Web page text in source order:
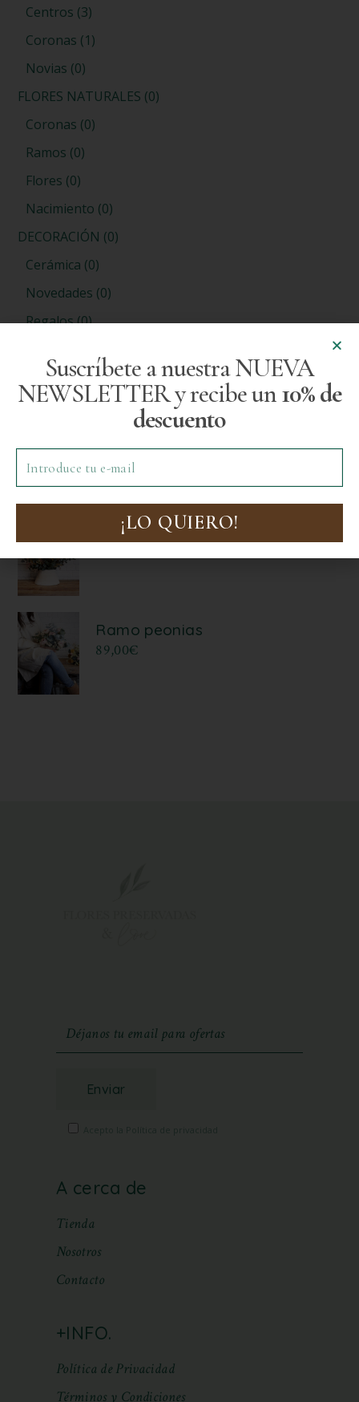
Centros (3)
Coronas (1)
Novias (0)
FLORES NATURALES (0)
Coronas (0)
Ramos (0)
Flores (0)
Nacimiento (0)
DECORACIÓN (0)
Cerámica (0)
Novedades (0)
Regalos(0)
Productos destacados
Centro Laida
75,00€
Centro Natura
Ramo peonias
89,00€
Enviar
A cerca de
Tienda
Nosotros
Contacto
+INFO.
Política de Privacidad
Términos y Condiciones
Suscríbete a nuestra NUEVA
NEWSLETTER y recibe un10% de
descuento
¡LO QUIERO!